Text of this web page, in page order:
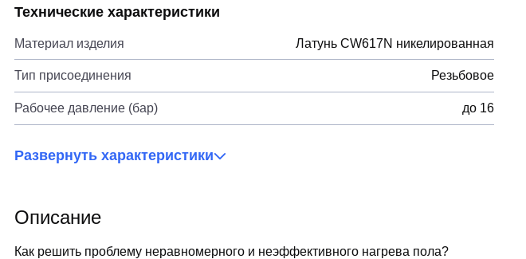
Технические характеристики
Материал изделия Латунь CW617N никелированная
Тип присоединения Резьбовое
Рабочее давление (бар) до 16
Развернуть характеристики
Описание
Как решить проблему неравномерного и неэффективного нагрева пола?